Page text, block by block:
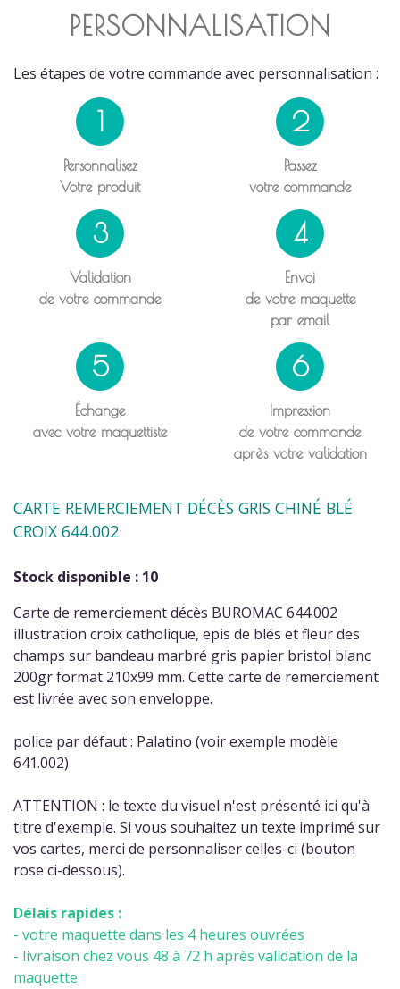
PERSONNALISATION
Les étapes de votre commande avec personnalisation :
1
Personnalisez
Votre produit
2
Passez
votre commande
3
Validation
de votre commande
4
Envoi
de votre maquette
par email
5
Échange
avec votre maquettiste
6
Impression
de votre commande
après votre validation
CARTE REMERCIEMENT DÉCÈS GRIS CHINÉ BLÉ
CROIX 644.002
Stock disponible : 10
Carte de remerciement décès BUROMAC 644.002
illustration croix catholique, epis de blés et fleur des
champs sur bandeau marbré gris papier bristol blanc
200gr format 210x99 mm. Cette carte de remerciement
est livrée avec son enveloppe.
police par défaut : Palatino (voir exemple modèle
641.002)
ATTENTION : le texte du visuel n'est présenté ici qu'à
titre d'exemple. Si vous souhaitez un texte imprimé sur
vos cartes, merci de personnaliser celles-ci (bouton
rose ci-dessous).
Délais rapides :
- votre maquette dans les 4 heures ouvrées
- livraison chez vous 48 à 72 h après validation de la
maquette